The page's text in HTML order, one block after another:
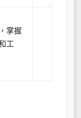
掌握
工